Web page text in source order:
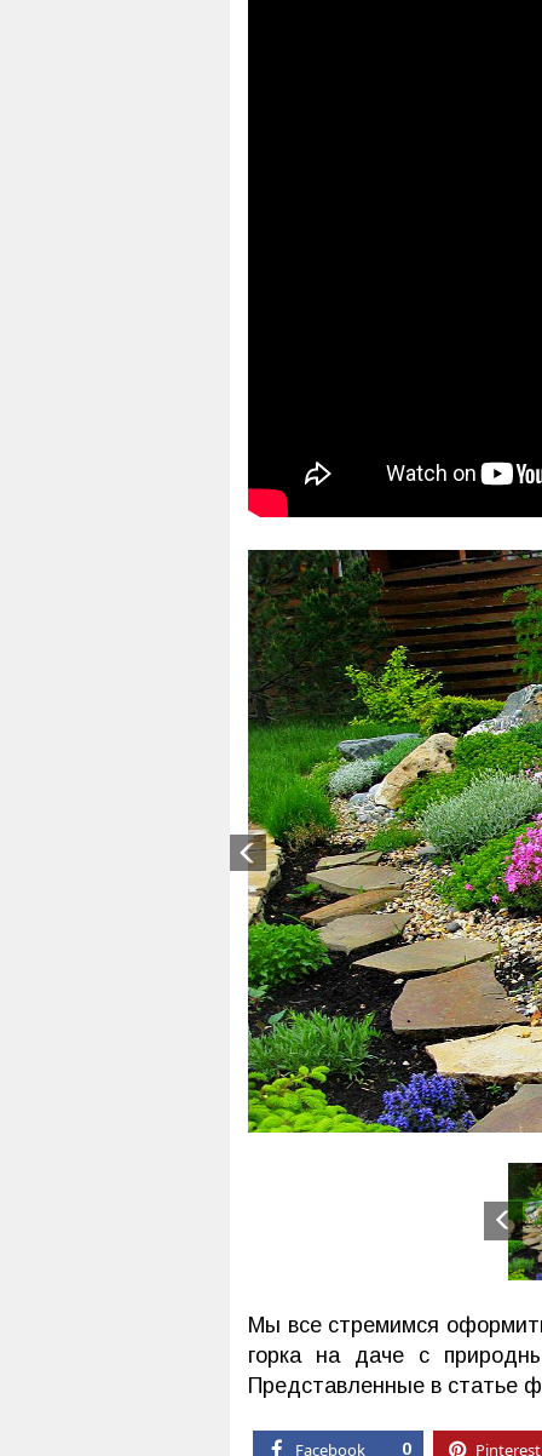
Previous
Мы все стремимся
горка на даче с
Представленные в статье
Facebook 0 Pinterest